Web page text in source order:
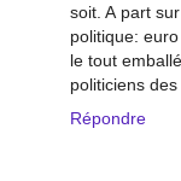
soit. A part
politique:
le tout
politiciens
Répondre